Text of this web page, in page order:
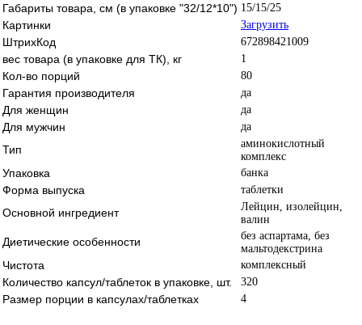
Габариты товара, см (в упаковке "32/12*10") 15/15/25
Картинки Загрузить
ШтрихКод 672898421009
вес товара (в упаковке для ТК), кг 1
Кол-во порций 80
Гарантия производителя да
Для женщин да
Для мужчин да
Тип
аминокислотный
комплекс
Упаковка банка
Форма выпуска таблетки
Основной ингредиент
Лейцин, изолейцин,
валин
Диетические особенности
без аспартама, без
мальтодекстрина
Чистота комплексный
Количество капсул/таблеток в упаковке, шт. 320
Размер порции в капсулах/таблетках 4